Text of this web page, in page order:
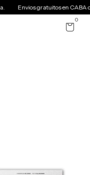
Envios gratuitos en CABA
0